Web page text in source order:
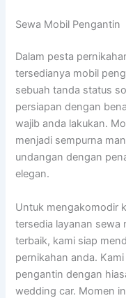
Sewa Mobil Pengantin
Dalam pesta
tersedianya mobil
sebuah tanda status
persiapan dengan
wajib anda lakukan.
menjadi sempurna
undangan dengan
elegan.
Untuk mengakomodir
tersedia layanan
terbaik, kami siap
pernikahan anda.
pengantin dengan
wedding car. Momen